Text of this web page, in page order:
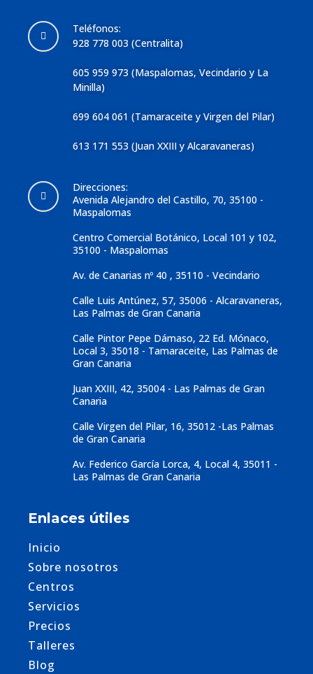
Teléfonos:
928 778 003 (Centralita)
605 959 973 (Maspalomas, Vecindario y La
Minilla)
699 604 061 (Tamaraceite y Virgen del Pilar)
613 171 553 (Juan XXIII y Alcaravaneras)
Direcciones:
Avenida Alejandro del Castillo, 70, 35100 -
Maspalomas
Centro Comercial Botánico, Local 101 y 102,
35100 - Maspalomas
Av. de Canarias nº 40 , 35110 - Vecindario
Calle Luis Antúnez, 57, 35006 - Alcaravaneras,
Las Palmas de Gran Canaria
Calle Pintor Pepe Dámaso, 22 Ed. Mónaco,
Local 3, 35018 - Tamaraceite, Las Palmas de
Gran Canaria
Juan XXIII, 42, 35004 - Las Palmas de Gran
Canaria
Calle Virgen del Pilar, 16, 35012 -Las Palmas
de Gran Canaria
Av. Federico García Lorca, 4, Local 4, 35011 -
Las Palmas de Gran Canaria
Enlaces útiles
Inicio
Sobre nosotros
Centros
Servicios
Precios
Talleres
Blog